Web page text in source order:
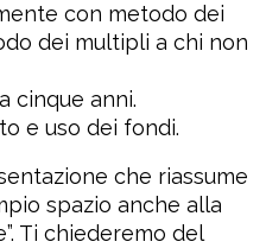
con metodo dei
dei multipli a chi non
cinque anni.
e uso dei fondi.
che riassume
spazio anche alla
Ti chiederemo del